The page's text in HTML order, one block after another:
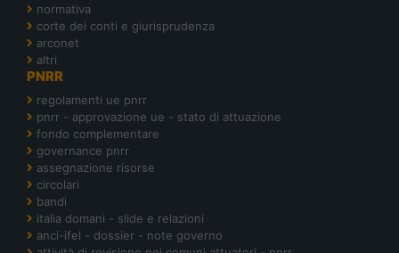
normativa
corte dei conti e giurisprudenza
arconet
altri
PNRR
regolamenti ue pnrr
pnrr - approvazione ue - stato di attuazione
fondo complementare
governance pnrr
assegnazione risorse
circolari
bandi
italia domani - slide e relazioni
anci-ifel - dossier - note governo